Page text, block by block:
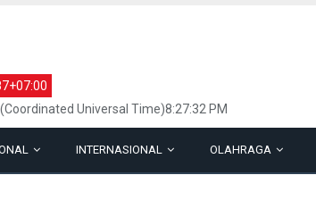
Universal Time)8:27:32 PM
INTERNASIONAL OLAHRAGA